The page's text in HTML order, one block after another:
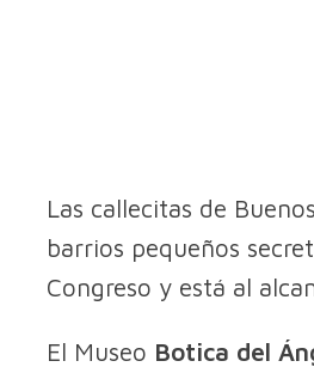
Las callecitas de
barrios pequeños
Congreso y está al
El Museo Botica del